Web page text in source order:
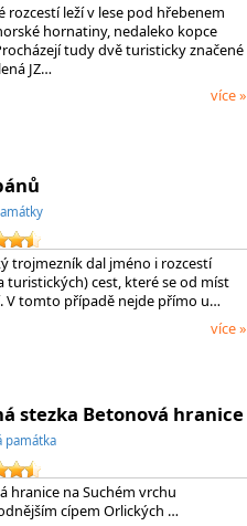
rozcestí leží v lese pod hřebenem
hornatiny, nedaleko kopce
tudy dvě turisticky značené
JZ…
více »
trojmezník dal jméno i rozcestí
turistických) cest, které se od míst
V tomto případě nejde přímo u…
více »
stezka Betonová hranice
památka
hranice na Suchém vrchu
cípem Orlických …